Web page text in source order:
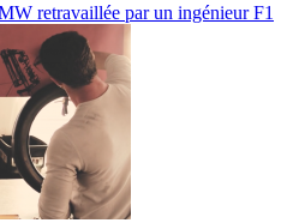
retravaillée par un ingénieur F1